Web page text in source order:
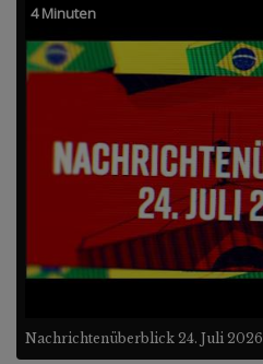
Nachrichtenüberblick 24. Juli 2026
4 Minuten